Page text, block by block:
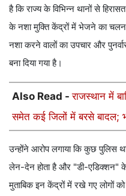
है कि राज्य के विभिन्न थानों से
के नशा मुक्ति केंद्रों में भेजने का चलन
नशा करने वालों का उपचार और
बना दिया गया है।
Also Read -राजस्थान में
समेत कई जिलों में बरसे बादल;
उन्होंने आरोप लगाया कि कुछ पुलिस
लेन-देन होता है और "डी-एडिक्शन"
मुताबिक इन केंद्रों में रखे गए लोगों को